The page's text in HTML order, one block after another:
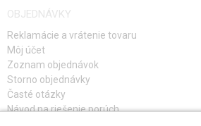
OBJEDNÁVKY
Reklamácie a vrátenie tovaru
Môj účet
Zoznam objednávok
Storno objednávky
Časté otázky
Návod na riešenie porúch